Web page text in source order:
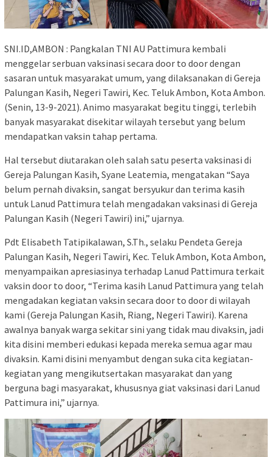
SNI.ID,AMBON : Pangkalan TNI AU Pattimura kembali
menggelar serbuan vaksinasi secara door to door dengan
sasaran untuk masyarakat umum, yang dilaksanakan di Gereja
Palungan Kasih, Negeri Tawiri, Kec. Teluk Ambon, Kota Ambon.
(Senin, 13-9-2021). Animo masyarakat begitu tinggi, terlebih
banyak masyarakat disekitar wilayah tersebut yang belum
mendapatkan vaksin tahap pertama.
Hal tersebut diutarakan oleh salah satu peserta vaksinasi di
Gereja Palungan Kasih, Syane Leatemia, mengatakan “Saya
belum pernah divaksin, sangat bersyukur dan terima kasih
untuk Lanud Pattimura telah mengadakan vaksinasi di Gereja
Palungan Kasih (Negeri Tawiri) ini,” ujarnya.
Pdt Elisabeth Tatipikalawan, S.Th., selaku Pendeta Gereja
Palungan Kasih, Negeri Tawiri, Kec. Teluk Ambon, Kota Ambon,
menyampaikan apresiasinya terhadap Lanud Pattimura terkait
vaksin door to door, “Terima kasih Lanud Pattimura yang telah
mengadakan kegiatan vaksin secara door to door di wilayah
kami (Gereja Palungan Kasih, Riang, Negeri Tawiri). Karena
awalnya banyak warga sekitar sini yang tidak mau divaksin, jadi
kita disini memberi edukasi kepada mereka semua agar mau
divaksin. Kami disini menyambut dengan suka cita kegiatan-
kegiatan yang mengikutsertakan masyarakat dan yang
berguna bagi masyarakat, khususnya giat vaksinasi dari Lanud
Pattimura ini,” ujarnya.